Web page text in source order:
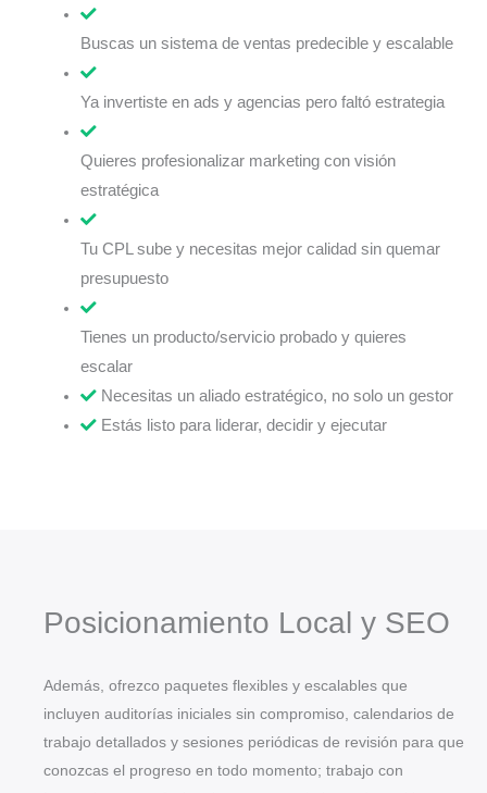
Buscas un sistema de ventas predecible y escalable
Ya invertiste en ads y agencias pero faltó estrategia
Quieres profesionalizar marketing con visión
estratégica
Tu CPL sube y necesitas mejor calidad sin quemar
presupuesto
Tienes un producto/servicio probado y quieres
escalar
Necesitas un aliado estratégico, no solo un gestor
Estás listo para liderar, decidir y ejecutar
Posicionamiento Local y SEO
Además, ofrezco paquetes flexibles y escalables que
incluyen auditorías iniciales sin compromiso, calendarios de
trabajo detallados y sesiones periódicas de revisión para que
conozcas el progreso en todo momento; trabajo con